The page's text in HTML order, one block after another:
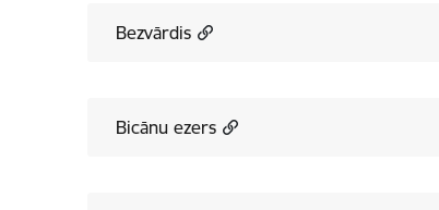
Bezvārdis
Bicānu ezers